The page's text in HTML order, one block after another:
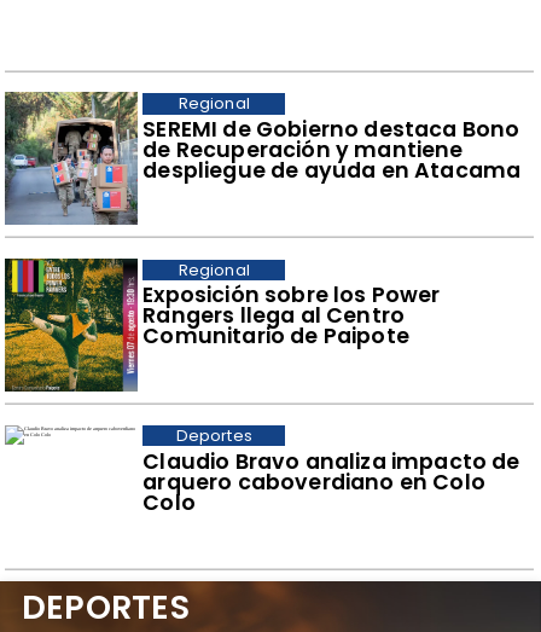
SEREMI de Gobierno destaca Bono
de Recuperación y mantiene
despliegue de ayuda en Atacama
Regional
​Exposición sobre los Power
Rangers llega al Centro
Comunitario de Paipote
Regional
Claudio Bravo analiza impacto de
arquero caboverdiano en Colo
Colo
Deportes
DEPORTES